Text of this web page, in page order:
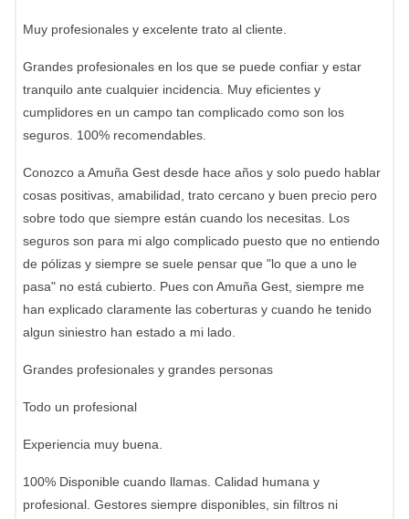
Muy profesionales y excelente trato al cliente.
Grandes profesionales en los que se puede confiar y estar
tranquilo ante cualquier incidencia. Muy eficientes y
cumplidores en un campo tan complicado como son los
seguros. 100% recomendables.
Conozco a Amuña Gest desde hace años y solo puedo hablar
cosas positivas, amabilidad, trato cercano y buen precio pero
sobre todo que siempre están cuando los necesitas. Los
seguros son para mi algo complicado puesto que no entiendo
de pólizas y siempre se suele pensar que "lo que a uno le
pasa" no está cubierto. Pues con Amuña Gest, siempre me
han explicado claramente las coberturas y cuando he tenido
algun siniestro han estado a mi lado.
Grandes profesionales y grandes personas
Todo un profesional
Experiencia muy buena.
100% Disponible cuando llamas. Calidad humana y
profesional. Gestores siempre disponibles, sin filtros ni